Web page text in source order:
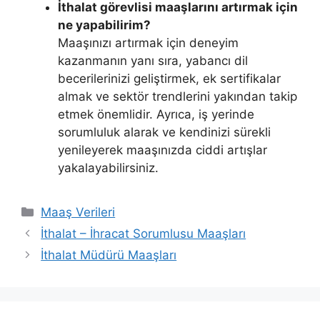
İthalat görevlisi maaşlarını artırmak için
ne yapabilirim?
Maaşınızı artırmak için deneyim
kazanmanın yanı sıra, yabancı dil
becerilerinizi geliştirmek, ek sertifikalar
almak ve sektör trendlerini yakından takip
etmek önemlidir. Ayrıca, iş yerinde
sorumluluk alarak ve kendinizi sürekli
yenileyerek maaşınızda ciddi artışlar
yakalayabilirsiniz.
Kategoriler
Maaş Verileri
İthalat – İhracat Sorumlusu Maaşları
İthalat Müdürü Maaşları